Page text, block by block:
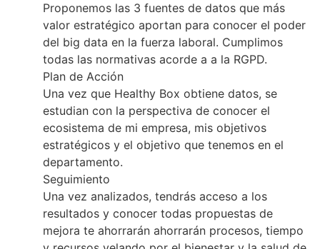
Proponemos las 3 fuentes de datos que más
valor estratégico aportan para conocer el poder
del big data en la fuerza laboral. Cumplimos
todas las normativas acorde a a la RGPD.
Plan de Acción
Una vez que Healthy Box obtiene datos, se
estudian con la perspectiva de conocer el
ecosistema de mi empresa, mis objetivos
estratégicos y el objetivo que tenemos en el
departamento.
Seguimiento
Una vez analizados, tendrás acceso a los
resultados y conocer todas propuestas de
mejora te ahorrarán ahorrarán procesos, tiempo